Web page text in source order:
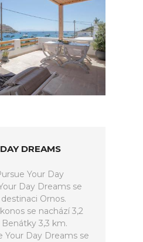
DREAMS
Your Day
Day Dreams se
Ornos.
se nachází 3,2
3,3 km.
Your Day Dreams se